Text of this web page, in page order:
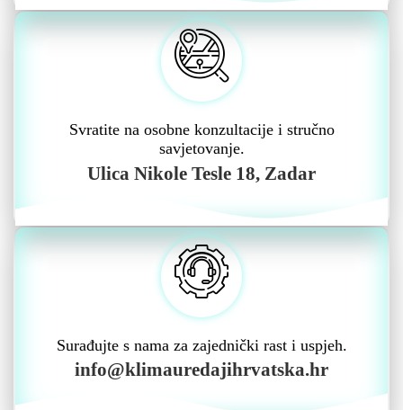
Svratite na osobne konzultacije i stručno
savjetovanje.
Ulica Nikole Tesle 18, Zadar
Surađujte s nama za zajednički rast i uspjeh.
info@klimauredajihrvatska.hr